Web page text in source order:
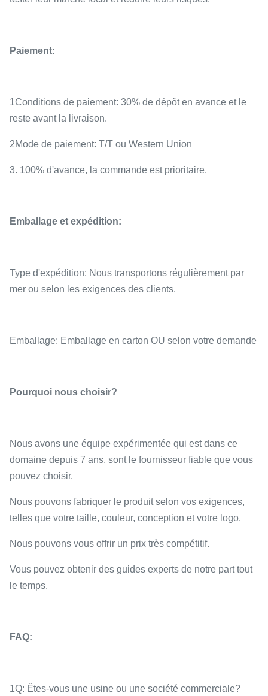
Paiement:
1Conditions de paiement: 30% de dépôt en avance et le
reste avant la livraison.
2Mode de paiement: T/T ou Western Union
3. 100% d'avance, la commande est prioritaire.
Emballage et expédition:
Type d'expédition: Nous transportons régulièrement par
mer ou selon les exigences des clients.
Emballage: Emballage en carton OU selon votre demande
Pourquoi nous choisir?
Nous avons une équipe expérimentée qui est dans ce
domaine depuis 7 ans, sont le fournisseur fiable que vous
pouvez choisir.
Nous pouvons fabriquer le produit selon vos exigences,
telles que votre taille, couleur, conception et votre logo.
Nous pouvons vous offrir un prix très compétitif.
Vous pouvez obtenir des guides experts de notre part tout
le temps.
FAQ:
1Q: Êtes-vous une usine ou une société commerciale?